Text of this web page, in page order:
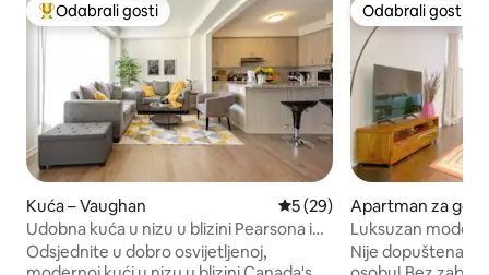
Među najviše rangiranima s oznakom „Odabrali gosti”
Odabrali gosti
Kuća – Vaughan Prosječna ocjena: 5/5,
5 (29)
Udobna kuća u nizu u blizini Pearsona i
mjesta za vjenčanja
Odsjednite u dobro osvijetljenoj,
Odabrali gosti
Odabrali gosti
Apartman za
an
Luksuzan
podrumu
Nije dopuštena